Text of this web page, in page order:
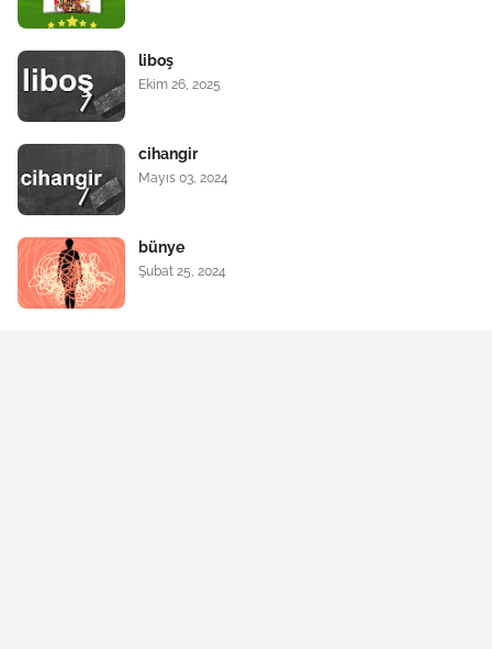
liboş
Ekim 26, 2025
cihangir
Mayıs 03, 2024
bünye
Şubat 25, 2024